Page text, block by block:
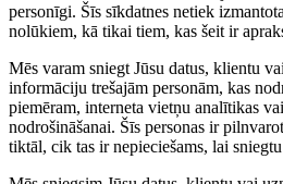
personīgi. Šīs sīkdatnes netiek
nolūkiem, kā tikai tiem, kas šeit ir
Mēs varam sniegt Jūsu datus, klientu
informāciju trešajām personām, kas
piemēram, interneta vietņu analītikas
nodrošināšanai. Šīs personas ir
tiktāl, cik tas ir nepieciešams, lai